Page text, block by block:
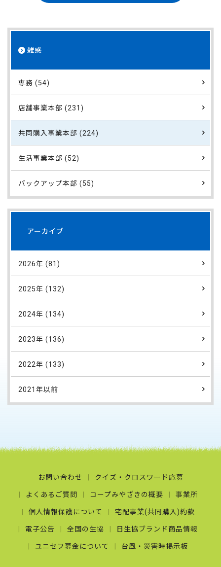
雑感
専務 (54)
店舗事業本部 (231)
共同購入事業本部 (224)
生活事業本部 (52)
バックアップ本部 (55)
アーカイブ
2026年 (81)
2025年 (132)
2024年 (134)
2023年 (136)
2022年 (133)
2021年以前
お問い合わせ クイズ・クロスワード応募
よくあるご質問 コープみやざきの概要 事業所
個人情報保護について 宅配事業(共同購入)約款
電子公告 全国の生協 日生協ブランド商品情報
ユニセフ募金について 台風・災害時掲示板